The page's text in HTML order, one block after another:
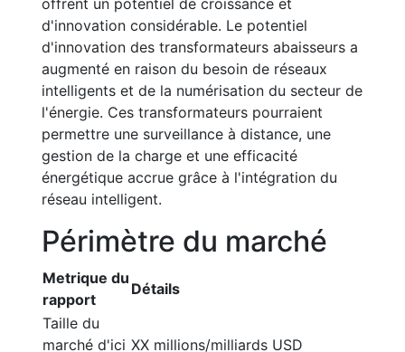
offrent un potentiel de croissance et
d'innovation considérable. Le potentiel
d'innovation des transformateurs abaisseurs a
augmenté en raison du besoin de réseaux
intelligents et de la numérisation du secteur de
l'énergie. Ces transformateurs pourraient
permettre une surveillance à distance, une
gestion de la charge et une efficacité
énergétique accrue grâce à l'intégration du
réseau intelligent.
Périmètre du marché
Metrique du
rapport
Détails
Taille du
marché d'ici XX millions/milliards USD